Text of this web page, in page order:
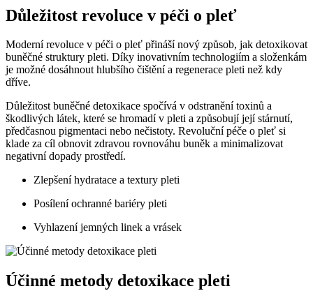
Důležitost revoluce‌ v péči o pleť
Moderní revoluce v⁤ péči ⁤o⁤ pleť přináší nový‍ způsob, jak detoxikovat
buněčné struktury pleti.​ Díky inovativním technologiím a složenkám
je možné dosáhnout hlubšího čištění a regenerace pleti než kdy
⁣dříve.
Důležitost buněčné detoxikace ⁢spočívá ⁣v odstranění toxinů a
škodlivých látek, které se hromadí v pleti a ​způsobují její stárnutí,
předčasnou pigmentaci nebo nečistoty. Revoluční péče​ o pleť⁣ si‍
klade‍ za ‍cíl obnovit ⁢zdravou rovnováhu ⁣buněk a minimalizovat​
negativní dopady prostředí.
Zlepšení hydratace a textury pleti
Posílení ochranné bariéry pleti
Vyhlazení jemných linek a vrásek
Účinné metody detoxikace pleti